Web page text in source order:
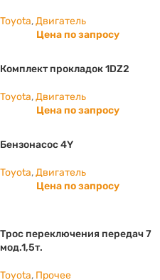
Toyota,Двигатель
Цена по запросу
Комплект прокладок 1DZ2
Toyota,Двигатель
Цена по запросу
Бензонасос 4Y
Toyota,Двигатель
Цена по запросу
Трос переключения передач 7
мод.1,5т.
Toyota, Прочее